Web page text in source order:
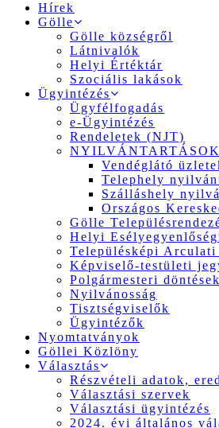
Hírek
Gölle
Gölle községről
Látnivalók
Helyi Értéktár
Szociális lakások
Ügyintézés
Ügyfélfogadás
e-Ügyintézés
Rendeletek (NJT)
NYILVÁNTARTÁSOK
Vendéglátó
Telephely
Szálláshely
Országos
Gölle
Helyi
Településképi
Képviselő-testületi
Polgármesteri döntések
Nyilvánosság
Tisztségviselők
Ügyintézők
Nyomtatványok
Göllei Közlöny
Választás
Részvételi adatok,
Választási szervek
Választási ügyintézés
2024. évi általános